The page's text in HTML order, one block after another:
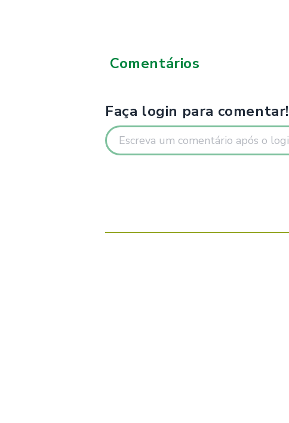
Comentários
Faça login para comentar!